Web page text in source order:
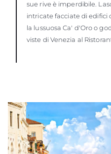
sue rive è imperdibile.
intricate facciate di edifici
la lussuosa Ca' d'Oro o
viste di Venezia al